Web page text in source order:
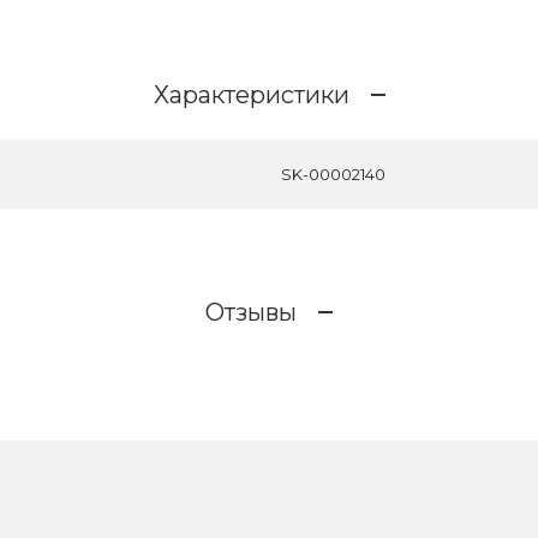
Характеристики
SK-00002140
Отзывы